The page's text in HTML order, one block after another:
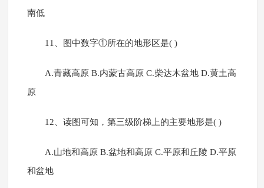
南低
11、图中数字①所在的地形区是( )
A.青藏高原 B.内蒙古高原 C.柴达木盆地 D.黄土高
原
12、读图可知，第三级阶梯上的主要地形是( )
A.山地和高原 B.盆地和高原 C.平原和丘陵 D.平原
和盆地